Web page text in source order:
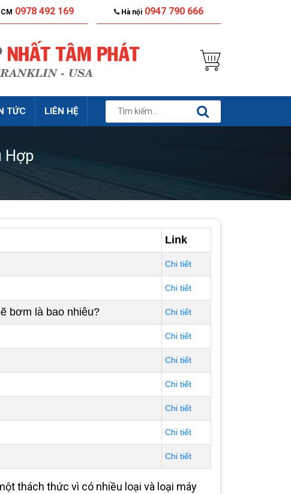
0978 492 169 Hà nội 0947 790 666
TỨC LIÊN HỆ
Hợp
Link
Chi tiết
Chi tiết
bơm là bao nhiêu? Chi tiết
Chi tiết
Chi tiết
Chi tiết
Chi tiết
Chi tiết
Chi tiết
thách thức vì có nhiều loại và loại máy